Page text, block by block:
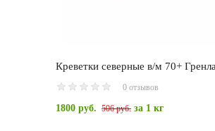
Креветки северные в/м 70+
0 отзывов
1800 руб. 506 руб. за 1 кг